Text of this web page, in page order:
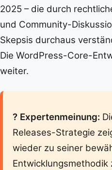
2025 – die durch
und Community-
Skepsis durchaus
Die WordPress-Core-
weiter.
? Expertenmeinung:
Releases-Strategie
wieder zu seiner